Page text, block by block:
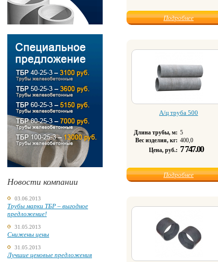
Новости компании
03.06.2013
Трубы марки ТБР – выгодное
предложение!
31.05.2013
Снижены цены
31.05.2013
Лучшие ценовые предложения
Подробнее
А/ц труба 500
Длина трубы, м: 5
Вес изделия, кг: 400,0
Цена, руб.: 7 747.00
Подробнее